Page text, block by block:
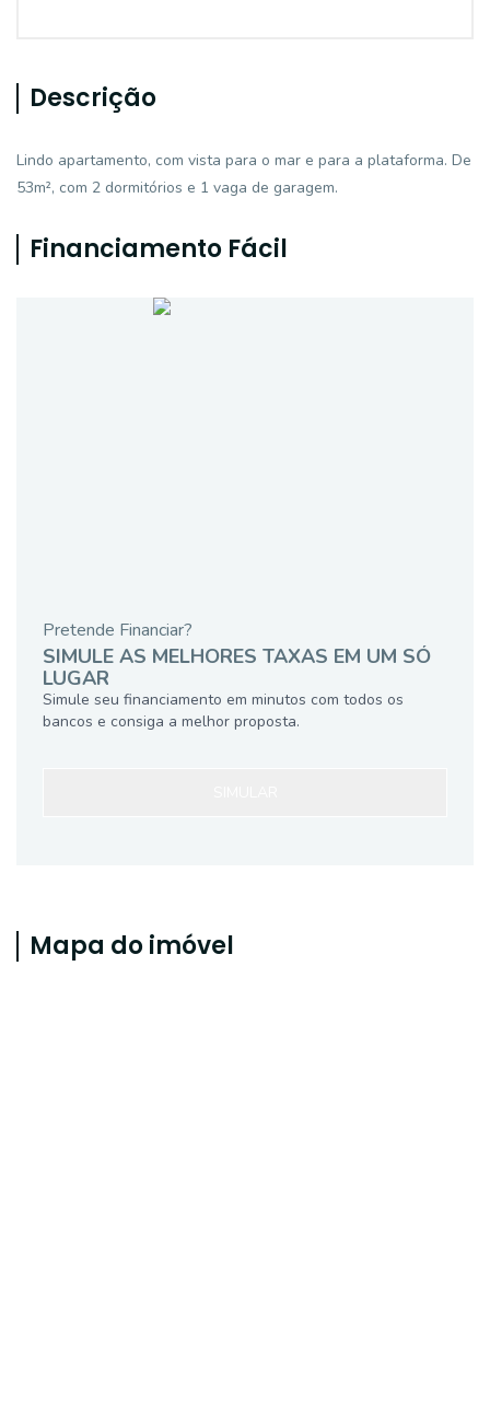
Descrição
Lindo apartamento, com vista para o mar e para a plataforma. De
53m², com 2 dormitórios e 1 vaga de garagem.
Financiamento Fácil
Pretende Financiar?
SIMULE AS MELHORES TAXAS EM UM SÓ
LUGAR
Simule seu financiamento em minutos com todos os
bancos e consiga a melhor proposta.
Mapa do imóvel